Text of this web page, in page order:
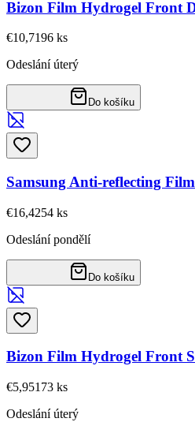
Bizon Film Hydrogel Front
€10,7196 ks
Odeslání úterý
Do košíku
Samsung Anti-reflecting
€16,4254 ks
Odeslání pondělí
Do košíku
Bizon Film Hydrogel Front
€5,95173 ks
Odeslání úterý